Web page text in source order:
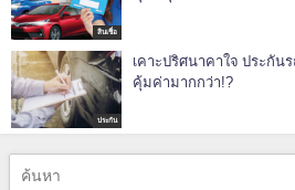
สินเชื่อ
ประกัน
เคาะปริศนาคาใจ ประกั
คุ้มค่ามากกว่า!?